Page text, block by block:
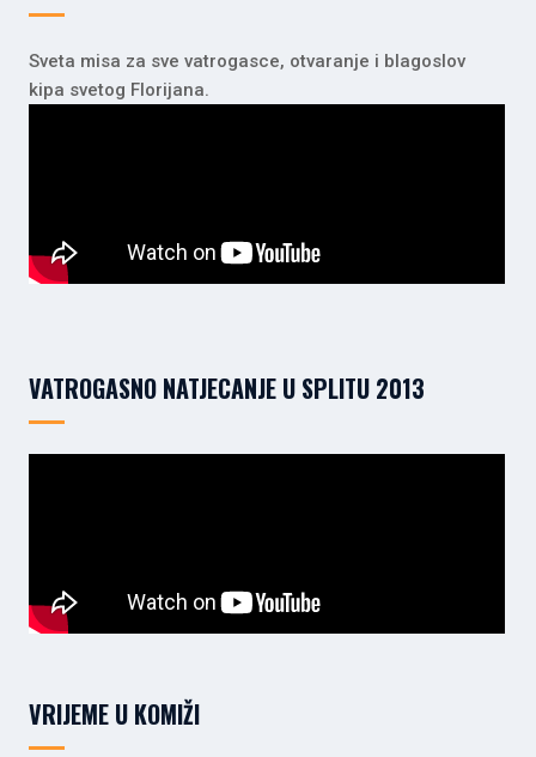
Sveta misa za sve vatrogasce, otvaranje i blagoslov
kipa svetog Florijana.
VATROGASNO NATJECANJE U SPLITU 2013
VRIJEME U KOMIŽI